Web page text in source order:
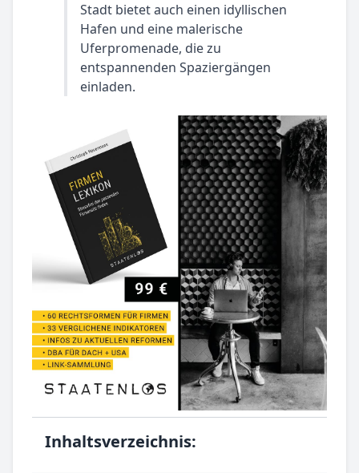
Stadt bietet auch einen idyllischen
Hafen und eine malerische
Uferpromenade, die zu
entspannenden Spaziergängen
einladen.
Inhaltsverzeichnis: